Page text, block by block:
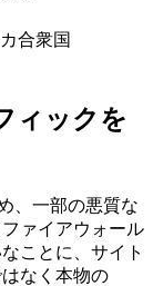
合衆国
ィックを
、一部の悪質な
ファイアウォール
ことに、サイト
なく本物の